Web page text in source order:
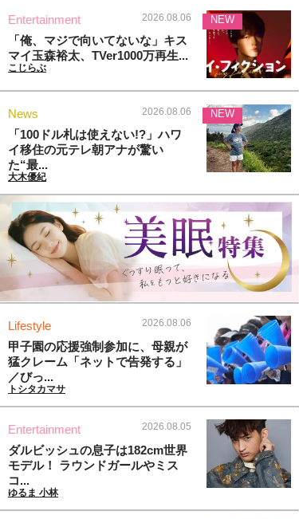
Entertainment 2026.08.06
「俺、マジで向いてないな」キス
マイ玉森裕太、TVer1000万再生...
こじらぶ
NEW
News 2026.08.06
「100ドル札は使えない!?」ハワ
イ移住の元テレ朝アナが驚い
た“最...
大木優紀
NEW
Lifestyle 2026.08.06
甲子園の応援強制参加に、母親が
猛クレーム「ネットで告発する」
／びっ...
トシタカマサ
Entertainment 2026.08.05
ダルビッシュの息子は182cm世界
モデル！ ラウンドガールやミス
コ...
ゆるま 小林